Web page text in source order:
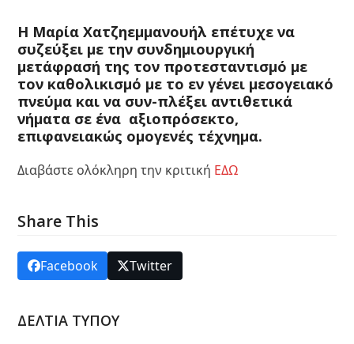
Η Μαρία Χατζηεμμανουήλ επέτυχε να
συζεύξει με την συνδημιουργική
μετάφρασή της τον προτεσταντισμό με
τον καθολικισμό με το εν γένει μεσογειακό
πνεύμα και να συν-πλέξει αντιθετικά
νήματα σε ένα αξιοπρόσεκτο,
επιφανειακώς ομογενές τέχνημα.
Διαβάστε ολόκληρη την κριτική ΕΔΩ
Share This
Facebook Twitter
ΔΕΛΤΙΑ ΤΥΠΟΥ